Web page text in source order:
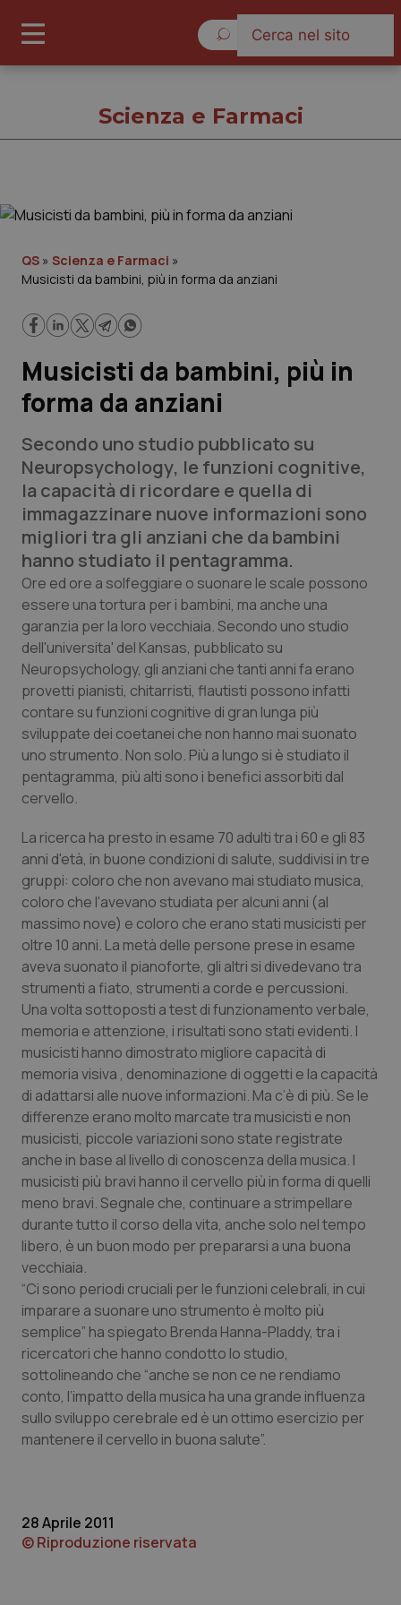
Cronache
Lavoro e Professioni
Scienza e Farmaci
Studi e Analisi
Lettere al direttore
Edizioni Regionali
QS Pro
Professionisti Sanitari.AI
Abruzzo
Basilicata
Campania
Emilia-Romagna
Friuli Venezia Giulia
Lazio
Liguria
Lombardia
Marche
Molise
Piemonte
Provincia Autonoma di Bolzano
Provincia Autonoma di Trento
Puglia
Sardegna
Toscana
QS Pro Gold
Artrite & artrosi
Car-T
Colesterolo & coronaropatie
Dermatite Atopica
Diabete & glucometri
Disturbi dell’umore
Dolore
Donna & Salute
Epatiti
HIV
Infezioni & Febbre
Ipertensione & Scompenso
Malattie rare
Malattia di Crohn & Rettocolite Ulcerosa
Obesità
QS Club Newsletter
Scienza e Farmaci
QS » Scienza e Farmaci »
Musicisti da bambini, più in forma da anziani
Musicisti da bambini, più in
forma da anziani
Secondo uno studio pubblicato su
Neuropsychology, le funzioni cognitive,
la capacità di ricordare e quella di
immagazzinare nuove informazioni sono
migliori tra gli anziani che da bambini
hanno studiato il pentagramma.
Ore ed ore a solfeggiare o suonare le scale possono
essere una tortura per i bambini, ma anche una
garanzia per la loro vecchiaia. Secondo uno studio
dell'universita' del Kansas, pubblicato su
Neuropsychology, gli anziani che tanti anni fa erano
provetti pianisti, chitarristi, flautisti possono infatti
contare su funzioni cognitive di gran lunga più
sviluppate dei coetanei che non hanno mai suonato
uno strumento. Non solo. Più a lungo si è studiato il
pentagramma, più alti sono i benefici assorbiti dal
cervello.
La ricerca ha presto in esame 70 adulti tra i 60 e gli 83
anni d'età, in buone condizioni di salute, suddivisi in tre
gruppi: coloro che non avevano mai studiato musica,
coloro che l'avevano studiata per alcuni anni (al
massimo nove) e coloro che erano stati musicisti per
oltre 10 anni. La metà delle persone prese in esame
aveva suonato il pianoforte, gli altri si divedevano tra
strumenti a fiato, strumenti a corde e percussioni.
Una volta sottoposti a test di funzionamento verbale,
memoria e attenzione, i risultati sono stati evidenti. I
musicisti hanno dimostrato migliore capacità di
memoria visiva , denominazione di oggetti e la capacità
di adattarsi alle nuove informazioni. Ma c’è di più. Se le
differenze erano molto marcate tra musicisti e non
musicisti, piccole variazioni sono state registrate
anche in base al livello di conoscenza della musica. I
musicisti più bravi hanno il cervello più in forma di quelli
meno bravi. Segnale che, continuare a strimpellare
durante tutto il corso della vita, anche solo nel tempo
libero, è un buon modo per prepararsi a una buona
vecchiaia.
“Ci sono periodi cruciali per le funzioni celebrali, in cui
imparare a suonare uno strumento è molto più
semplice” ha spiegato Brenda Hanna-Pladdy, tra i
ricercatori che hanno condotto lo studio,
sottolineando che “anche se non ce ne rendiamo
conto, l’impatto della musica ha una grande influenza
sullo sviluppo cerebrale ed è un ottimo esercizio per
mantenere il cervello in buona salute”.
28 Aprile 2011
© Riproduzione riservata